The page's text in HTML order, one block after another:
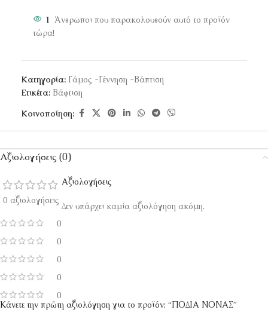
1 Άνθρωποι που παρακολουθούν αυτό το προϊόν
τώρα!
Κατηγορία: Γάμος -Γέννηση -Βάπτιση
Ετικέτα: Βάφτιση
Κοινοποίηση:
Αξιολογήσεις (0)
0 αξιολογήσεις
0
0
0
0
0
Αξιολογήσεις
Δεν υπάρχει καμία αξιολόγηση ακόμη.
Κάνετε την πρώτη αξιολόγηση για το προϊόν: “ΠΟΔΙΑ ΝΟΝΑΣ”